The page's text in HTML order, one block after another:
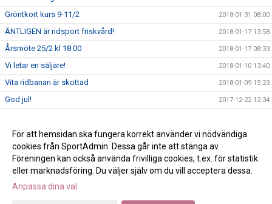
Gröntkort kurs 9-11/2 2018-01-31 08:00
ÄNTLIGEN är ridsport friskvård! 2018-01-17 13:58
Årsmöte 25/2 kl 18.00 2018-01-17 08:33
Vi letar en säljare! 2018-01-10 13:40
Vita ridbanan är skottad 2018-01-09 15:23
God jul! 2017-12-22 12:34
Att lösa anläggningskort 2018 2017-12-18 14:39
Schema för teoriveckan 2017-10-26 14:45
För att hemsidan ska fungera korrekt använder vi nödvändiga
cookies från SportAdmin. Dessa går inte att stänga av.
Föreningen kan också använda frivilliga cookies, t.ex. för statistik
eller marknadsföring. Du väljer själv om du vill acceptera dessa.
Anpassa dina val